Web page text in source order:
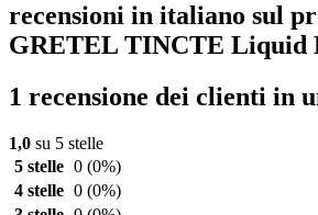
recensioni in italiano sul
GRETEL TINCTE Liquid
1 recensione dei clienti in
1,0 su 5 stelle
5 stelle 0 (0%)
4 stelle 0 (0%)